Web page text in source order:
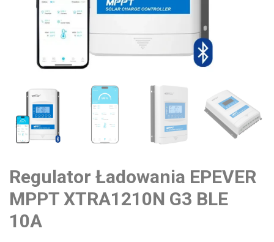
Regulator Ładowania EPEVER
MPPT XTRA1210N G3 BLE
10A